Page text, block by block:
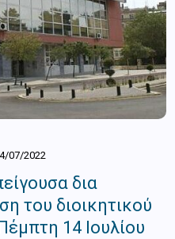
07/2022
δια
του διοικητικού
14 Ιουλίου